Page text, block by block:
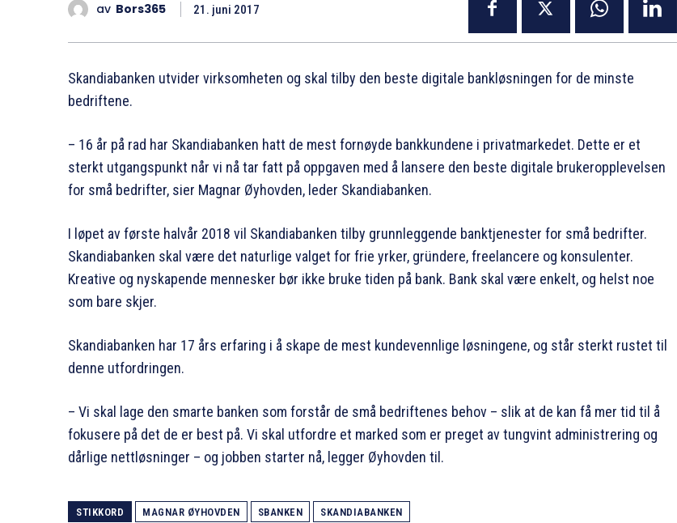
av Bors365 21. juni 2017
Skandiabanken utvider virksomheten og skal tilby den beste digitale bankløsningen for de minste
bedriftene.
– 16 år på rad har Skandiabanken hatt de mest fornøyde bankkundene i privatmarkedet. Dette er et
sterkt utgangspunkt når vi nå tar fatt på oppgaven med å lansere den beste digitale brukeropplevelsen
for små bedrifter, sier Magnar Øyhovden, leder Skandiabanken.
I løpet av første halvår 2018 vil Skandiabanken tilby grunnleggende banktjenester for små bedrifter.
Skandiabanken skal være det naturlige valget for frie yrker, gründere, freelancere og konsulenter.
Kreative og nyskapende mennesker bør ikke bruke tiden på bank. Bank skal være enkelt, og helst noe
som bare skjer.
Skandiabanken har 17 års erfaring i å skape de mest kundevennlige løsningene, og står sterkt rustet til
denne utfordringen.
– Vi skal lage den smarte banken som forstår de små bedriftenes behov – slik at de kan få mer tid til å
fokusere på det de er best på. Vi skal utfordre et marked som er preget av tungvint administrering og
dårlige nettløsninger – og jobben starter nå, legger Øyhovden til.
STIKKORD MAGNAR ØYHOVDEN SBANKEN SKANDIABANKEN